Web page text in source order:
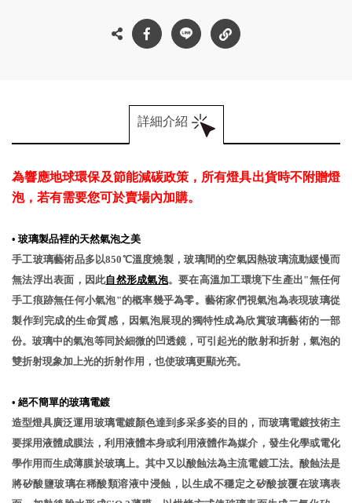
詳細介紹
為響應地球環保及節能減碳政策，所有燈具出貨時不附贈燈
泡，若有需要您可於賣場內加購。
• 玻璃製品裡的天然氣泡之美
手工玻璃藝術品多以850℃溫度燒製，玻璃間的空氣因熱玻璃流動緩慢而
無法浮出表面，因此自然形成氣泡。要在高溫加工環境下生產出"無任何
手工痕跡無任何小氣泡"的概率幾乎為零。藝術家們視氣泡為表現玻璃從
製作到完成的生命質感，因氣泡展現的獨特性成為欣賞玻璃藝術的一部
份。玻璃中的氣泡等同於細微的凹透鏡，可引起光的散射和折射，氣泡的
雙折射現象加上光的折射作用，也使玻璃更顯光亮。
• 絕不簡單的玻璃電鍍
造型燈具廣泛運用玻璃電鍍顏色達到多采多姿的目的，而玻璃電鍍技術主
要採用液體成膜法，利用液體本身或利用液體作為媒介，發生化學或電化
學作用而生成薄膜於玻璃上。其中又以酸蝕法為主流電鍍工法。酸蝕法是
將矽酸鹽玻璃在稀酸類溶液中浸蝕，以生成不穩定之矽酸披覆在玻璃表